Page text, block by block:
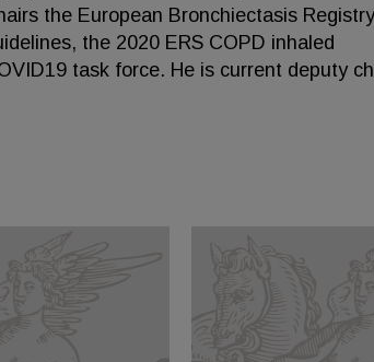
the European Bronchiectasis Registry
the 2020 ERS COPD inhaled
task force. He is current deputy